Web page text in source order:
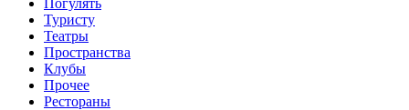
Туристу
Театры
Пространства
Клубы
Прочее
Рестораны